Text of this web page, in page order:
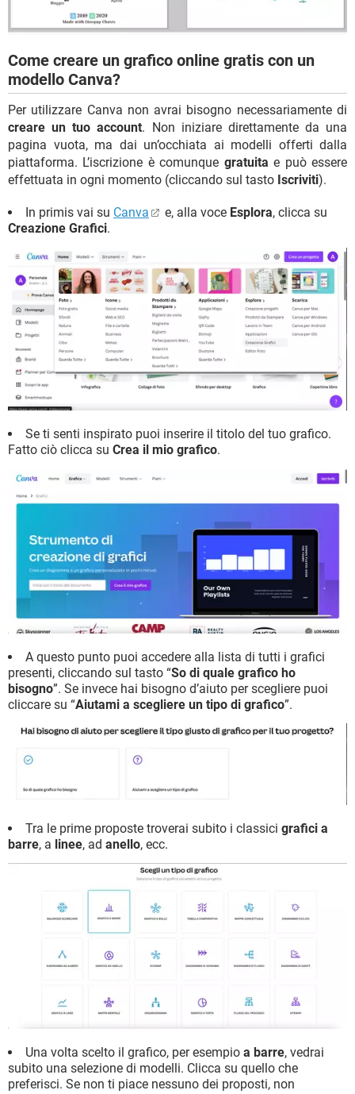
Come creare un grafico online gratis con un
modello Canva?
Per utilizzare Canva non avrai bisogno necessariamente di
creare un tuo account. Non iniziare direttamente da una
pagina vuota, ma dai un’occhiata ai modelli offerti dalla
piattaforma. L’iscrizione è comunque gratuita e può essere
effettuata in ogni momento (cliccando sul tasto Iscriviti).
In primis vai su Canva e, alla voce Esplora, clicca su
Creazione Grafici.
Se ti senti inspirato puoi inserire il titolo del tuo grafico.
Fatto ciò clicca su Crea il mio grafico.
A questo punto puoi accedere alla lista di tutti i grafici
presenti, cliccando sul tasto “So di quale grafico ho
bisogno”. Se invece hai bisogno d’aiuto per scegliere puoi
cliccare su “Aiutami a scegliere un tipo di grafico”.
Tra le prime proposte troverai subito i classici grafici a
barre, a linee, ad anello, ecc.
Una volta scelto il grafico, per esempio a barre, vedrai
subito una selezione di modelli. Clicca su quello che
preferisci. Se non ti piace nessuno dei proposti, non